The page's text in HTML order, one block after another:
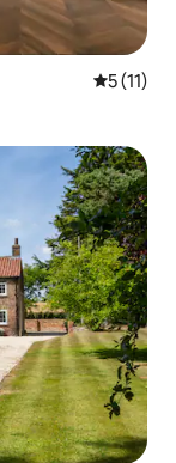
平均评分
5 (11)